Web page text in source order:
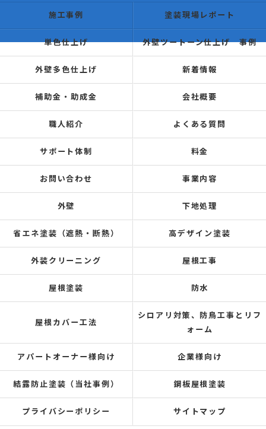
施工事例 塗装現場レポート
単色仕上げ 外壁ツートーン仕上げ 事例
外壁多色仕上げ 新着情報
補助金・助成金 会社概要
職人紹介 よくある質問
サポート体制 料金
お問い合わせ 事業内容
外壁 下地処理
省エネ塗装（遮熱・断熱） 高デザイン塗装
外装クリーニング 屋根工事
屋根塗装 防水
屋根カバー工法
シロアリ対策、防鳥工事とリフ
ォーム
アパートオーナー様向け 企業様向け
結露防止塗装（当社事例） 鋼板屋根塗装
プライバシーポリシー サイトマップ